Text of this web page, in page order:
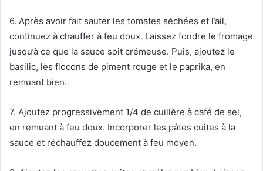
6. Après avoir fait sauter les tomates séchées et l’ail,
continuez à chauffer à feu doux. Laissez fondre le fromage
jusqu’à ce que la sauce soit crémeuse. Puis, ajoutez le
basilic, les flocons de piment rouge et le paprika, en
remuant bien.
7. Ajoutez progressivement 1/4 de cuillère à café de sel,
en remuant à feu doux. Incorporer les pâtes cuites à la
sauce et réchauffez doucement à feu moyen.